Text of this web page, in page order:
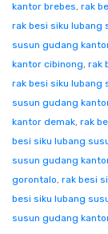
kantor brebes, rak
rak besi siku lubang
susun gudang
kantor cibinong, rak
rak besi siku lubang
susun gudang
kantor demak, rak
besi siku lubang
susun gudang
gorontalo, rak besi
besi siku lubang
susun gudang